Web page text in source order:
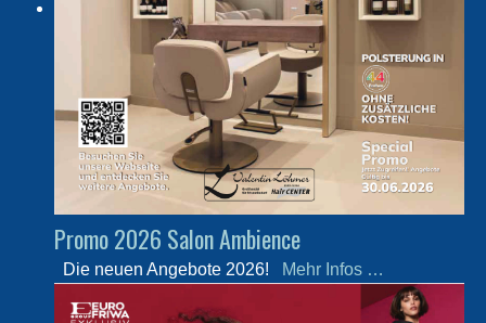
Promo 2026 Salon Ambience
Die neuen Angebote 2026! Mehr Infos …